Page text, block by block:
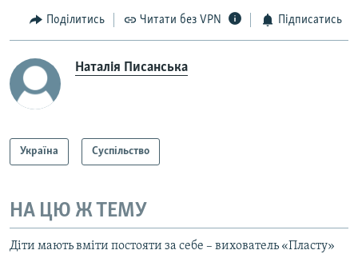
Поділитись Читати без VPN Підписатись
Наталія Писанська
Україна Суспільство
НА ЦЮ Ж ТЕМУ
Діти мають вміти постояти за себе – вихователь «Пласту»